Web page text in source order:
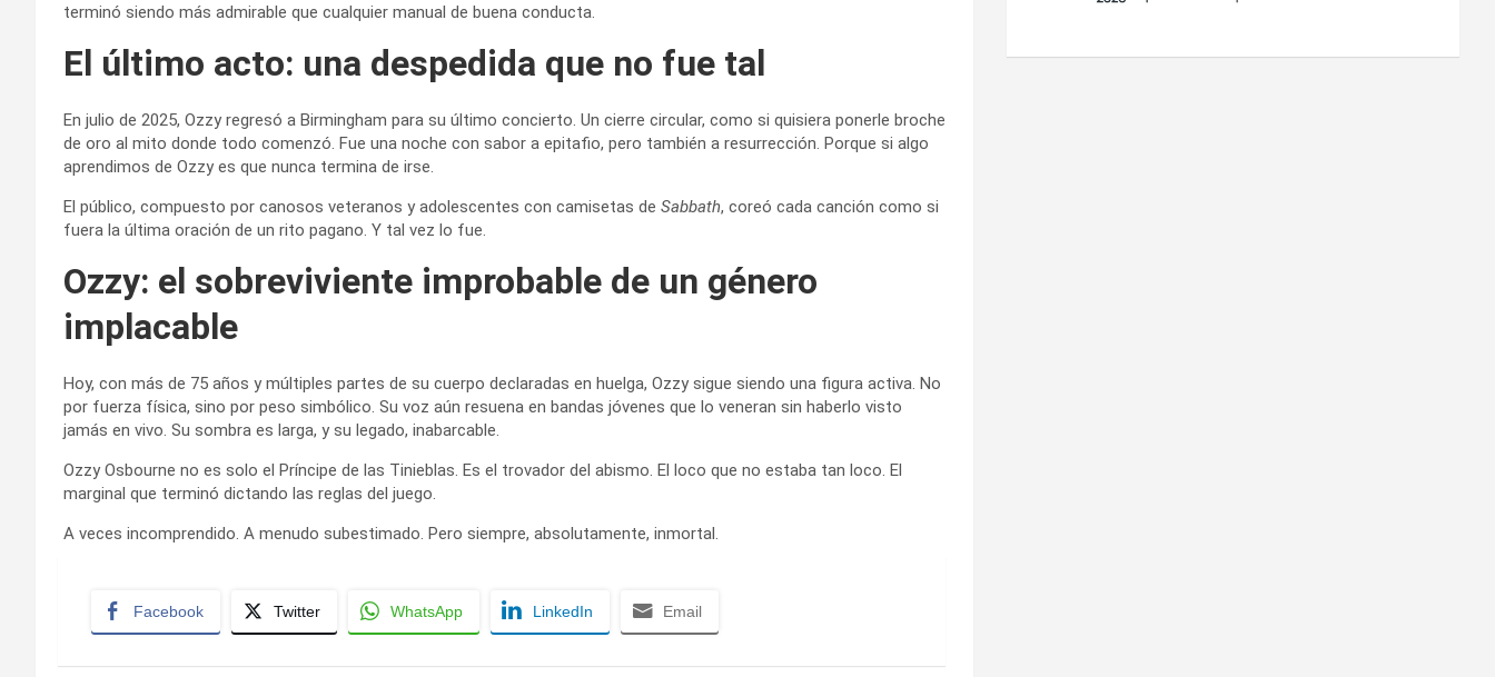
terminó siendo más admirable que cualquier manual de buena conducta.
El último acto: una despedida que no fue tal
En julio de 2025, Ozzy regresó a Birmingham para su último concierto. Un cierre circular, como si quisiera ponerle broche
de oro al mito donde todo comenzó. Fue una noche con sabor a epitafio, pero también a resurrección. Porque si algo
aprendimos de Ozzy es que nunca termina de irse.
El público, compuesto por canosos veteranos y adolescentes con camisetas de Sabbath, coreó cada canción como si
fuera la última oración de un rito pagano. Y tal vez lo fue.
Ozzy: el sobreviviente improbable de un género
implacable
Hoy, con más de 75 años y múltiples partes de su cuerpo declaradas en huelga, Ozzy sigue siendo una figura activa. No
por fuerza física, sino por peso simbólico. Su voz aún resuena en bandas jóvenes que lo veneran sin haberlo visto
jamás en vivo. Su sombra es larga, y su legado, inabarcable.
Ozzy Osbourne no es solo el Príncipe de las Tinieblas. Es el trovador del abismo. El loco que no estaba tan loco. El
marginal que terminó dictando las reglas del juego.
A veces incomprendido. A menudo subestimado. Pero siempre, absolutamente, inmortal.
Facebook Twitter WhatsApp LinkedIn Email